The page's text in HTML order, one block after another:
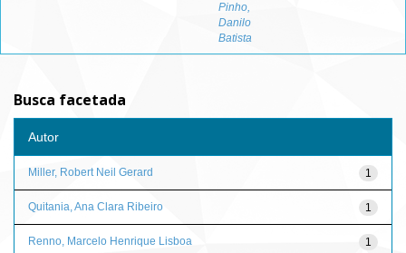
Pinho,
Danilo
Batista
Busca facetada
Autor
1
Miller, Robert Neil Gerard
1
Quitania, Ana Clara Ribeiro
1
Renno, Marcelo Henrique Lisboa